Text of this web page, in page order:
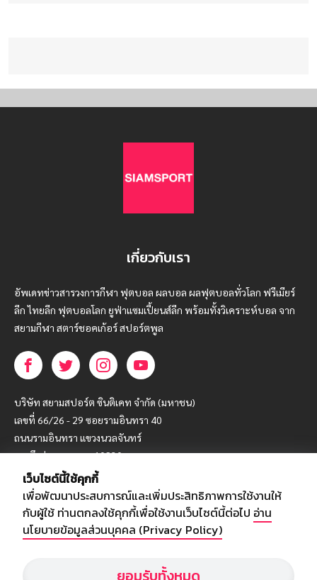
เกี่ยวกับเรา
อัพเดทข่าวสารวงการกีฬา ฟุตบอล ผลบอล ผลฟุตบอลทั่วโลก ฟรีเมียร์
ลีก ไทยลีก ฟุตบอลโลก ยูฟ่าแซมเปี้ยนส์ลีก พร้อมทั้งวิเคราะห์บอล จาก
สยามกีฬา สตาร์ชอคเก้อร์ สปอร์ตพูล
บริษัท สยามสปอร์ต ซินติเคท จำกัด (มหาชน)
เลขที่ 66/26 - 29 ซอยรามอินทรา 40
ถนนรามอินทรา แขวงนวลจันทร์
เขตบึงกุ่ม กรุงเทพฯ 10230
โทร : 02-5088-000
webmaster@siamsport.co.th
เว็บไซต์ : www.siamsport.co.th
เว็บไซต์นี้ใช้คุกกี้
เพื่อพัฒนาประสบการณ์และเพิ่มประสิทธิภาพการใช้งานให้
กับผู้ใช้ ท่านตกลงใช้คุกกี้เพื่อใช้งานเว็บไซต์นี้ต่อไป อ่าน
นโยบายข้อมูลส่วนบุคคล (Privacy Policy)
ยอมรับทั้งหมด